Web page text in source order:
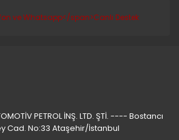
PETROL İNŞ. LTD. ŞTİ. ---- Bostancı
Cad. No:33 Ataşehir/İstanbul